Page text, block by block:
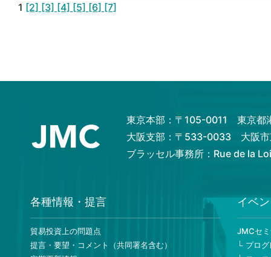
1 [2] [3] [4] [5] [6] [7]
東京本部：〒105-0011 東京都
大阪支部：〒533-0033 大阪市
ブラッセル事務所：Rue de la
各種情報・提言
貿易投資上の問題点
提言・要望・コメント（共同署名含む）
イベ
JMCセ
プロ